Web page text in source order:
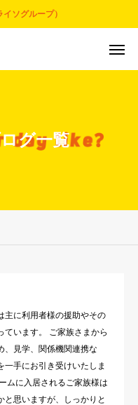
ソグループ）
グ一覧
主に利用者様の援助やその
ています。 ご家族さまから
、見学、関係機関連携な
一手にお引き受けいたしま
ムに入居されるご家族様は
と思いますが、しっかりと
採用情報